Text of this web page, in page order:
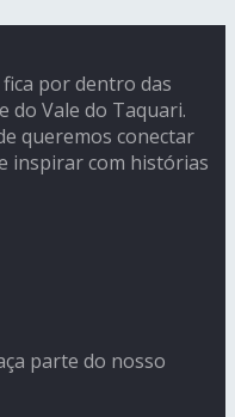
por dentro das
do Vale do Taquari.
queremos conectar
inspirar com histórias
parte do nosso